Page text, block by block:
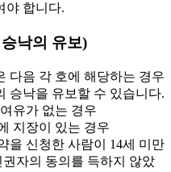
야 합니다.
낙의 유보)
다음 각 호에 해당하는 경우
승낙을 유보할 수 있습니다.
유가 없는 경우
지장이 있는 경우
을 신청한 사람이 14세 미만
권자의 동의를 득하지 않았